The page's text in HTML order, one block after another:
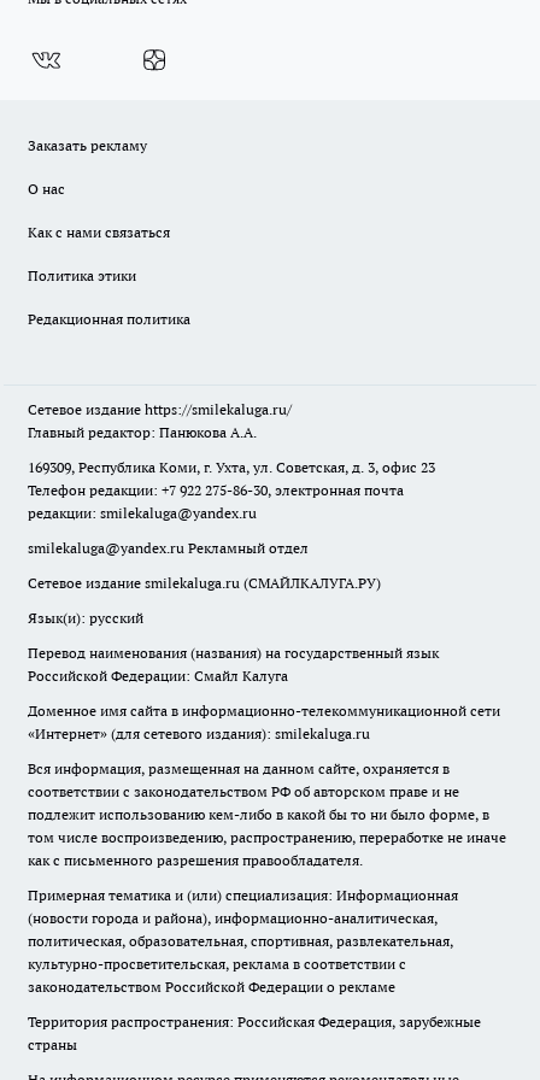
Заказать рекламу
О нас
Как с нами связаться
Политика этики
Редакционная политика
Сетевое издание https://smilekaluga.ru/
Главный редактор: Панюкова А.А.
169309, Республика Коми, г. Ухта, ул. Советская, д. 3, офис 23
Телефон редакции: +7 922 275-86-30, электронная почта
редакции: smilekaluga@yandex.ru
smilekaluga@yandex.ru Рекламный отдел
Сетевое издание smilekaluga.ru (СМАЙЛКАЛУГА.РУ)
Язык(и): русский
Перевод наименования (названия) на государственный язык
Российской Федерации: Смайл Калуга
Доменное имя сайта в информационно-телекоммуникационной сети
«Интернет» (для сетевого издания): smilekaluga.ru
Вся информация, размещенная на данном сайте, охраняется в
соответствии с законодательством РФ об авторском праве и не
подлежит использованию кем-либо в какой бы то ни было форме, в
том числе воспроизведению, распространению, переработке не иначе
как с письменного разрешения правообладателя.
Примерная тематика и (или) специализация: Информационная
(новости города и района), информационно-аналитическая,
политическая, образовательная, спортивная, развлекательная,
культурно-просветительская, реклама в соответствии с
законодательством Российской Федерации о рекламе
Территория распространения: Российская Федерация, зарубежные
страны